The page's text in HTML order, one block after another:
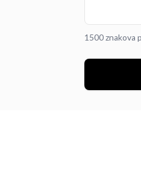
1500 znakova